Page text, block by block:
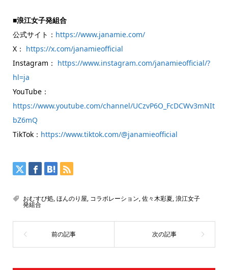
■浪江女子発組合
公式サイト： https://www.janamie.com/
X： https://x.com/janamieofficial
Instagram： https://www.instagram.com/janamieofficial/?
hl=ja
YouTube：
https://www.youtube.com/channel/UCzvP6O_FcDCWv3mNIt
bZ6mQ
TikTok： https://www.tiktok.com/@janamieofficial
おむすび処,ほんのり屋, コラボレーション,佐々木彩夏,浪江女子
発組合